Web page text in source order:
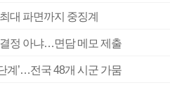
대 파면까지 중징계
정 아냐…면담 메모 제출
계’…전국 48개 시군 가뭄